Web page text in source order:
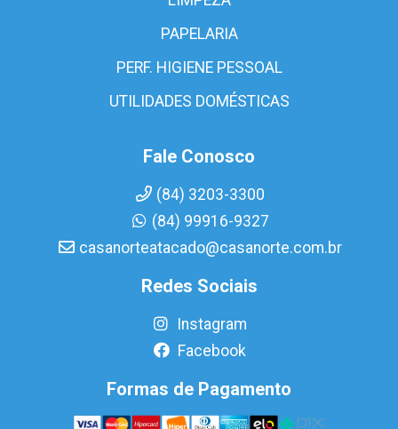
PAPELARIA
PERF. HIGIENE PESSOAL
UTILIDADES DOMÉSTICAS
Fale Conosco
(84) 3203-3300
(84) 99916-9327
casanorteatacado@casanorte.com.br
Redes Sociais
Instagram
Facebook
Formas de Pagamento